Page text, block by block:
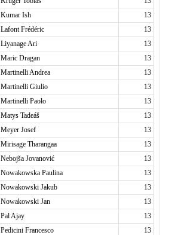
Kumar Ish
13
Lafont Frédéric
13
Liyanage Ari
13
Maric Dragan
13
Martinelli Andrea
13
Martinelli Giulio
13
Martinelli Paolo
13
Matys Tadeáš
13
Meyer Josef
13
Mirisage Tharangaa
13
Nebojša Jovanović
13
Nowakowska Paulina
13
Nowakowski Jakub
13
Nowakowski Jan
13
Pal Ajay
13
Pedicini Francesco
13